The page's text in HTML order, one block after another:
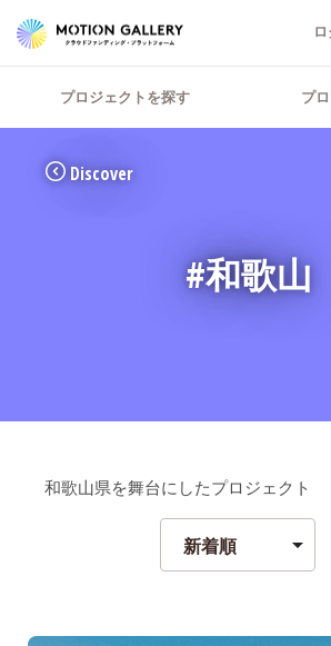
プロジェクトを探す プ
Discover
#和歌山
和歌山県を舞台にしたプロジェクト